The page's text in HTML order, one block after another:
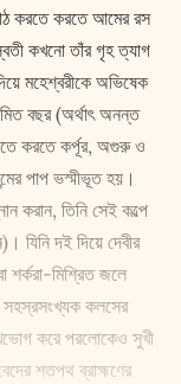
করতে করতে আমের রস
কখনো তাঁর গৃহ ত্যাগ
মহেশ্বরীকে অভিষেক
বছর (অর্থাৎ অনন্ত
করতে কর্পূর, অগুরু ও
পাপ ভস্মীভূত হয়।
করান, তিনি সেই কল্পে
যিনি দই দিয়ে দেবীর
শর্করা-মিশ্রিত জলে
সহস্রসংখ্যক কলসের
করে পরলোকেও সুখী
শতপথ ব্রাহ্মণের